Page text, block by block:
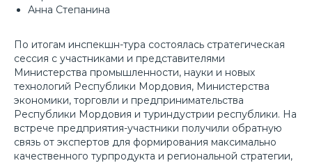
Анна Степанина
По итогам инспекшн-тура состоялась стратегическая
сессия с участниками и представителями
Министерства промышленности, науки и новых
технологий Республики Мордовия, Министерства
экономики, торговли и предпринимательства
Республики Мордовия и туриндустрии республики. На
встрече предприятия-участники получили обратную
связь от экспертов для формирования максимально
качественного турпродукта и региональной стратегии,